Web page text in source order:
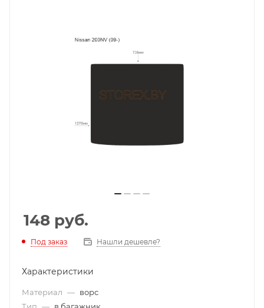
148 руб.
Под заказ Нашли дешевле?
Характеристики
Материал — ворс